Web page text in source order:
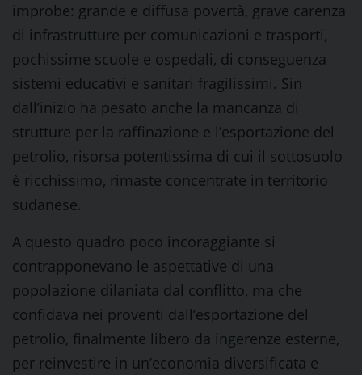
improbe: grande e diffusa povertà, grave carenza
di infrastrutture per comunicazioni e trasporti,
pochissime scuole e ospedali, di conseguenza
sistemi educativi e sanitari fragilissimi. Sin
dall’inizio ha pesato anche la mancanza di
strutture per la raffinazione e l’esportazione del
petrolio, risorsa potentissima di cui il sottosuolo
è ricchissimo, rimaste concentrate in territorio
sudanese.
A questo quadro poco incoraggiante si
contrapponevano le aspettative di una
popolazione dilaniata dal conflitto, ma che
confidava nei proventi dall’esportazione del
petrolio, finalmente libero da ingerenze esterne,
per reinvestire in un’economia diversificata e